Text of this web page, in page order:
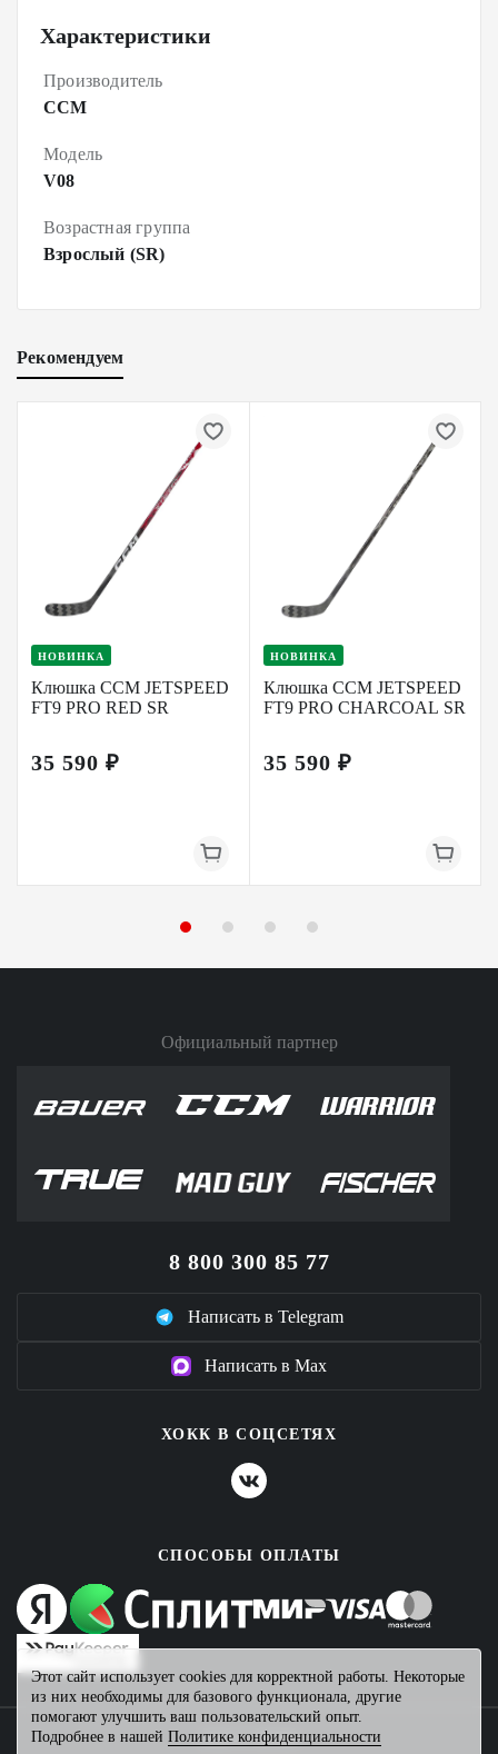
Характеристики
Производитель
CCM
Модель
V08
Возрастная группа
Взрослый (SR)
Рекомендуем
НОВИНКА
Клюшка CCM JETSPEED
FT9 PRO RED SR
35 590 ₽
НОВИНКА
Клюшка CCM JETSPEED
FT9 PRO CHARCOAL SR
35 590 ₽
Официальный партнер
8 800 300 85 77
Написать в Telegram
Написать в Max
ХОКК В СОЦСЕТЯХ
СПОСОБЫ ОПЛАТЫ
2026 © ХОКК
Этот сайт использует cookies для корректной работы. Некоторые
из них необходимы для базового функционала, другие
помогают улучшить ваш пользовательский опыт.
Подробнее в нашей Политике конфиденциальности